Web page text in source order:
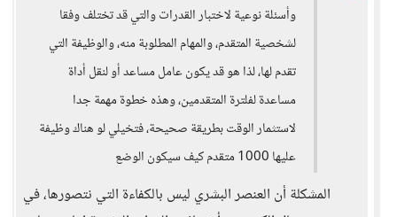
وأسئلة نوعية لاختبار القدرات والتي قد تختلف وفقا
لشخصية المتقدم، والمهام المطلوبة منه، والوظيفة التي
تقدم لها، لذا هو قد يكون عامل مساعد أو لنقل أداة
مساعدة لفلترة المتقدمين، وهذه خطوة مهمة جدا
لاستثمار الوقت بطريقة صحيحة، فتخيلي لو هناك وظيفة
عليها 1000 متقدم كيف سيكون الوضع
المشكلة أن العنصر البشري ليس بالكفاءة التي نتصورها، في